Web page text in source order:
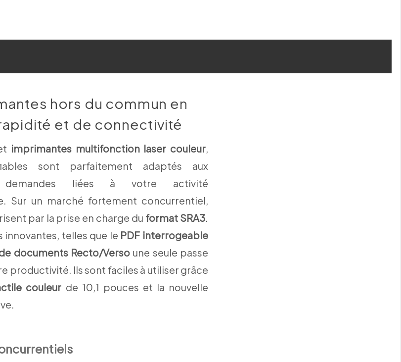
hors du commun en
et de connectivité
imprimantes multifonction laser couleur,
sont parfaitement adaptés aux
demandes liées à votre activité
Sur un marché fortement concurrentiel,
par la prise en charge du format SRA3.
innovantes, telles que le PDF interrogeable
documents Recto/Versoune seule passe
productivité. Ils sont faciles à utiliser grâce
couleur de 10,1 pouces et la nouvelle